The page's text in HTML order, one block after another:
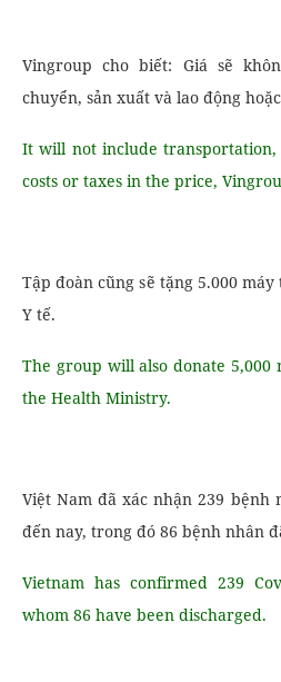
Vingroup cho biết: Giá sẽ
chuyển, sản xuất và lao động
It will not include
costs or taxes in the price,
Tập đoàn cũng sẽ tặng 5.000
Y tế.
The group will also donate 5,000
the Health Ministry.
Việt Nam đã xác nhận 239 bệnh
đến nay, trong đó 86 bệnh nhân
Vietnam has confirmed 239
whom 86 have been discharged.